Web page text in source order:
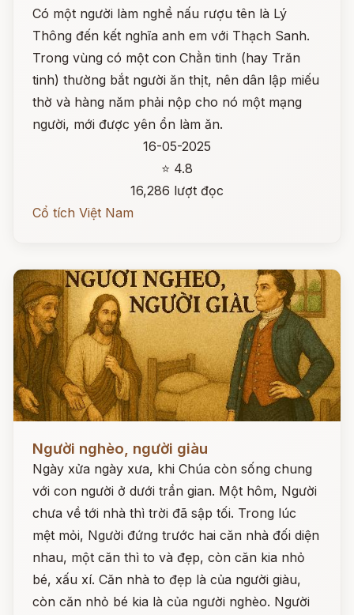
Có một người làm nghề nấu rượu tên là Lý
Thông đến kết nghĩa anh em với Thạch Sanh.
Trong vùng có một con Chằn tinh (hay Trăn
tinh) thường bắt người ăn thịt, nên dân lập miếu
thờ và hàng năm phải nộp cho nó một mạng
người, mới được yên ổn làm ăn.
16-05-2025
⭐ 4.8
16,286 lượt đọc
Cổ tích Việt Nam
Người nghèo, người giàu
Ngày xửa ngày xưa, khi Chúa còn sống chung
với con người ở dưới trần gian. Một hôm, Người
chưa về tới nhà thì trời đã sập tối. Trong lúc
mệt mỏi, Người đứng trước hai căn nhà đối diện
nhau, một căn thì to và đẹp, còn căn kia nhỏ
bé, xấu xí. Căn nhà to đẹp là của người giàu,
còn căn nhỏ bé kia là của người nghèo. Người